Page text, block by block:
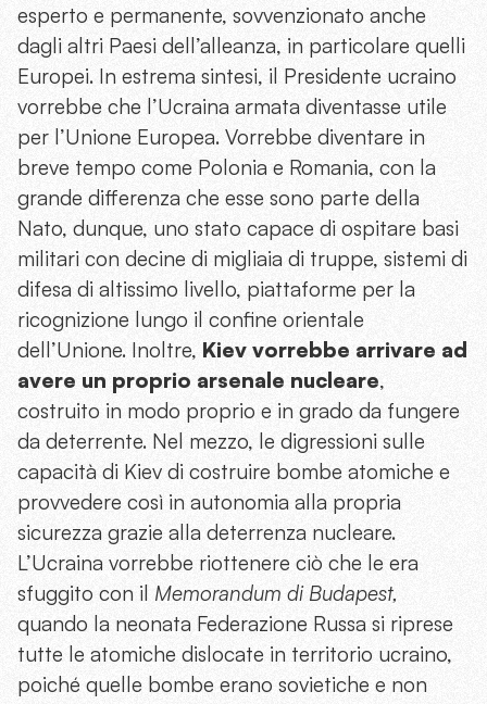
esperto e permanente, sovvenzionato anche
dagli altri Paesi dell’alleanza, in particolare quelli
Europei. In estrema sintesi, il Presidente ucraino
vorrebbe che l’Ucraina armata diventasse utile
per l’Unione Europea. Vorrebbe diventare in
breve tempo come Polonia e Romania, con la
grande differenza che esse sono parte della
Nato, dunque, uno stato capace di ospitare basi
militari con decine di migliaia di truppe, sistemi di
difesa di altissimo livello, piattaforme per la
ricognizione lungo il confine orientale
dell’Unione. Inoltre, Kiev vorrebbe arrivare ad
avere un proprio arsenale nucleare,
costruito in modo proprio e in grado da fungere
da deterrente. Nel mezzo, le digressioni sulle
capacità di Kiev di costruire bombe atomiche e
provvedere così in autonomia alla propria
sicurezza grazie alla deterrenza nucleare.
L’Ucraina vorrebbe riottenere ciò che le era
sfuggito con il Memorandum di Budapest,
quando la neonata Federazione Russa si riprese
tutte le atomiche dislocate in territorio ucraino,
poiché quelle bombe erano sovietiche e non